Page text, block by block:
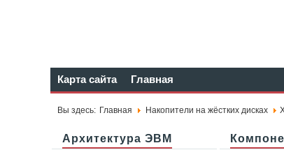
Карта сайта Главная
Вы здесь: Главная Накопители на жёстких дисках
Архитектура ЭВМ